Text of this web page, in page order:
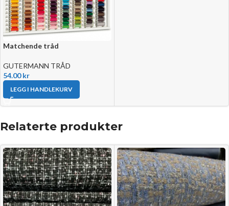
Matchende tråd
GUTERMANN TRÅD
54.00kr
LEGG I HANDLEKURV
Relaterte produkter